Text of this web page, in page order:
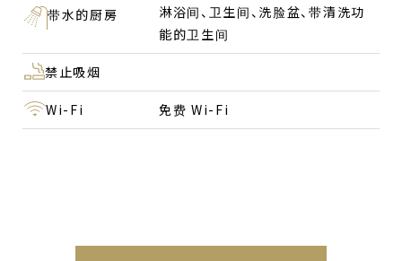
带水的厨房
淋浴间、卫生间、洗脸盆、带清洗功
能的卫生间
禁止吸烟
Wi-Fi 免费 Wi-Fi